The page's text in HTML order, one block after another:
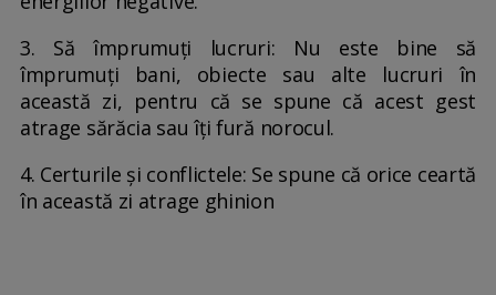
3. Să împrumuți lucruri: Nu este bine să
împrumuți bani, obiecte sau alte lucruri în
această zi, pentru că se spune că acest gest
atrage sărăcia sau îți fură norocul.
4. Certurile și conflictele: Se spune că orice ceartă
în această zi atrage ghinion